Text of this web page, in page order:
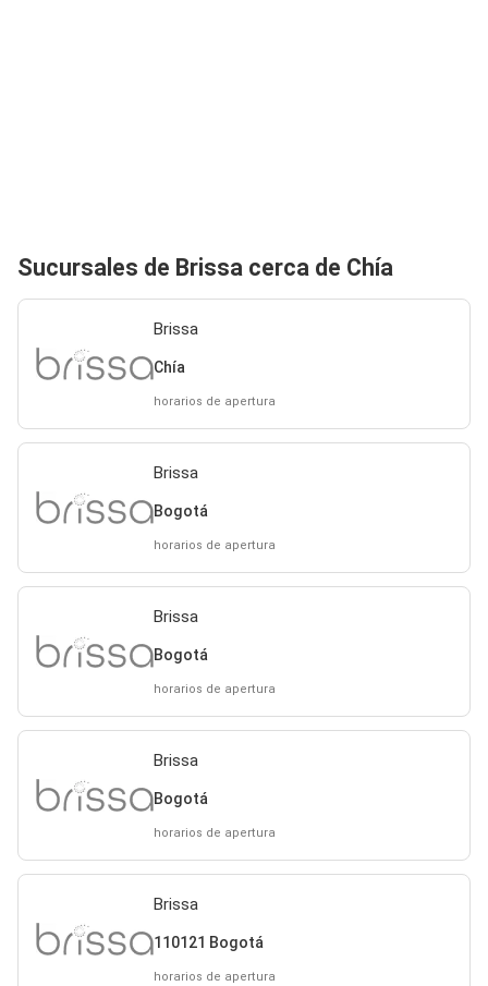
Sucursales de Brissa cerca de Chía
Brissa
Chía
horarios de apertura
Brissa
Bogotá
horarios de apertura
Brissa
Bogotá
horarios de apertura
Brissa
Bogotá
horarios de apertura
Brissa
110121 Bogotá
horarios de apertura